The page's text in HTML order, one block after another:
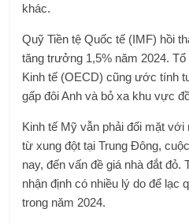
khác.
Quỹ Tiền tệ Quốc tế (IMF) hồi
tăng trưởng 1,5% năm 2024.
Kinh tế (OECD) cũng ước tính
gấp đôi Anh và bỏ xa khu vực
Kinh tế Mỹ vẫn phải đối mặt
từ xung đột tại Trung Đông,
nay, đến vấn đề giá nhà đắt đỏ.
nhận định có nhiều lý do để lạc
trong năm 2024.